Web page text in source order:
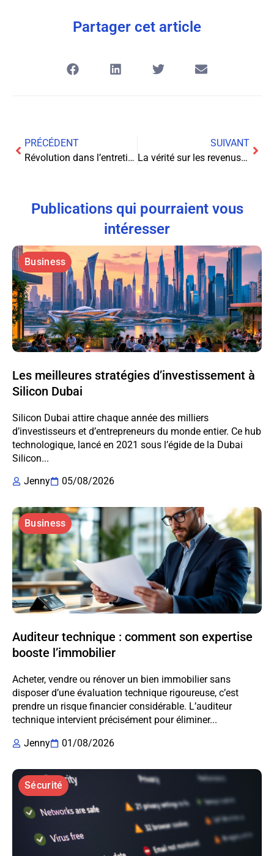
Partager cet article
PRÉCÉDENT
Révolution dans l’entretien des sols : Le Tineco Floor One S9 Artist transforme nos maisons
SUIVANT
La vérité sur les revenus des 40 millions de vues Snapchat
Publications qui pourraient vous
intéresser
Business
Les meilleures stratégies d’investissement à
Silicon Dubai
Silicon Dubai attire chaque année des milliers
d’investisseurs et d’entrepreneurs du monde entier. Ce hub
technologique, lancé en 2021 sous l’égide de la Dubai
Silicon...
Jenny
05/08/2026
Business
Auditeur technique : comment son expertise
booste l’immobilier
Acheter, vendre ou rénover un bien immobilier sans
disposer d’une évaluation technique rigoureuse, c’est
prendre un risque financier considérable. L’auditeur
technique intervient précisément pour éliminer...
Jenny
01/08/2026
Sécurité